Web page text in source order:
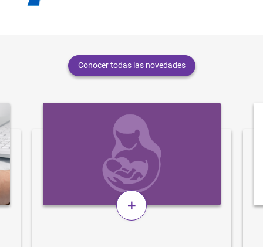
Conocer todas las novedades
+